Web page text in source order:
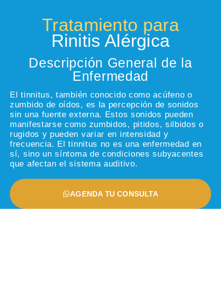
Tratamiento para
Rinitis Alérgica
Descripción General de la
Enfermedad
El tinnitus, también conocido como acúfeno o
zumbido de oídos, es la percepción de sonidos
sin una fuente externa. Estos sonidos pueden
manifestarse como zumbidos, pitidos, silbidos o
rugidos y pueden variar en intensidad y
frecuencia. El tinnitus no es una enfermedad en
sí, sino un síntoma de condiciones subyacentes
que afectan el sistema auditivo.
AGENDA TU CONSULTA